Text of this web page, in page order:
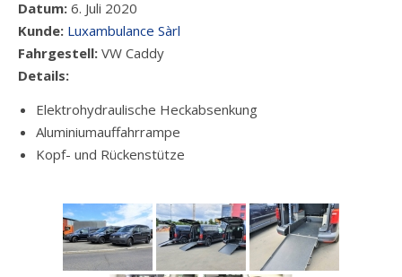
Datum: 6. Juli 2020
Kunde: Luxambulance Sàrl
Fahrgestell: VW Caddy
Details:
Elektrohydraulische Heckabsenkung
Aluminiumauffahrrampe
Kopf- und Rückenstütze